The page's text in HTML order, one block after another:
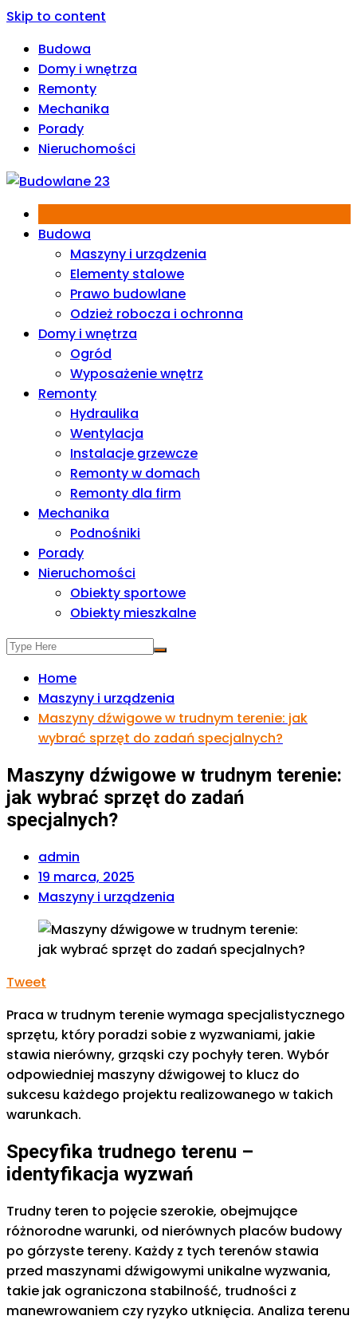
Skip to content
Budowa
Domy i wnętrza
Remonty
Mechanika
Porady
Nieruchomości
Budowa
Maszyny i urządzenia
Elementy stalowe
Prawo budowlane
Odzież robocza i ochronna
Domy i wnętrza
Ogród
Wyposażenie wnętrz
Remonty
Hydraulika
Wentylacja
Instalacje grzewcze
Remonty w domach
Remonty dla firm
Mechanika
Podnośniki
Porady
Nieruchomości
Obiekty sportowe
Obiekty mieszkalne
Home
Maszyny i urządzenia
Maszyny dźwigowe w trudnym terenie: jak
wybrać sprzęt do zadań specjalnych?
Maszyny dźwigowe w trudnym terenie:
jak wybrać sprzęt do zadań
specjalnych?
admin
19 marca, 2025
Maszyny i urządzenia
Tweet
Praca w trudnym terenie wymaga specjalistycznego
sprzętu, który poradzi sobie z wyzwaniami, jakie
stawia nierówny, grząski czy pochyły teren. Wybór
odpowiedniej maszyny dźwigowej to klucz do
sukcesu każdego projektu realizowanego w takich
warunkach.
Specyfika trudnego terenu –
identyfikacja wyzwań
Trudny teren to pojęcie szerokie, obejmujące
różnorodne warunki, od nierównych placów budowy
po górzyste tereny. Każdy z tych terenów stawia
przed maszynami dźwigowymi unikalne wyzwania,
takie jak ograniczona stabilność, trudności z
manewrowaniem czy ryzyko utknięcia. Analiza terenu